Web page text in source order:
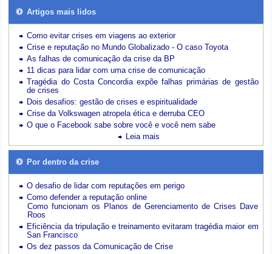
Artigos mais lidos
Como evitar crises em viagens ao exterior
Crise e reputação no Mundo Globalizado - O caso Toyota
As falhas de comunicação da crise da BP
11 dicas para lidar com uma crise de comunicação
Tragédia do Costa Concordia expõe falhas primárias de gestão
de crises
Dois desafios: gestão de crises e espiritualidade
Crise da Volkswagen atropela ética e derruba CEO
O que o Facebook sabe sobre você e você nem sabe
Leia mais
Por dentro da crise
O desafio de lidar com reputações em perigo
Como defender a reputação online
Como funcionam os Planos de Gerenciamento de Crises Dave
Roos
Eficiência da tripulação e treinamento evitaram tragédia maior em
San Francisco
Os dez passos da Comunicação de Crise